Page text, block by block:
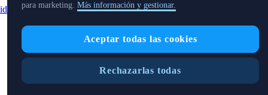
idiomapara marketing. Más información y gestionar.
Aceptar todas las cookies
Rechazarlas todas